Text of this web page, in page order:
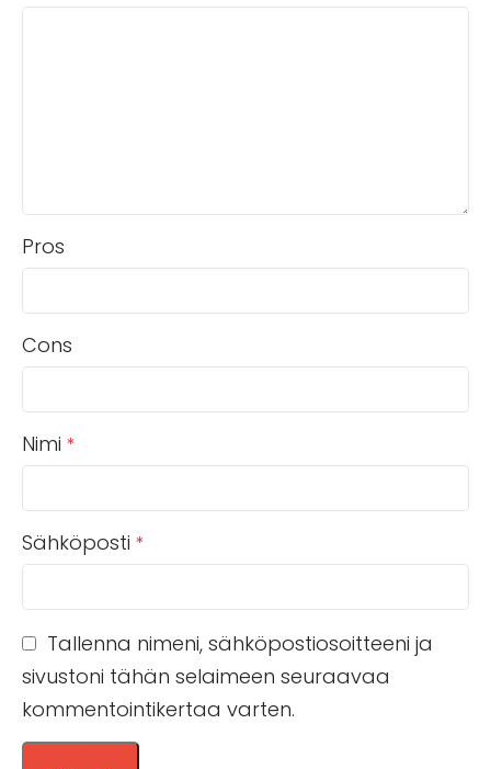
Pros
Cons
Nimi *
Sähköposti *
Tallenna nimeni, sähköpostiosoitteeni ja
sivustoni tähän selaimeen seuraavaa
kommentointikertaa varten.